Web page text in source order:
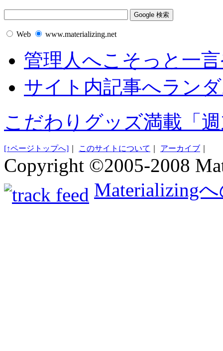
Web www.materializing.net
管理人へこそっと一
サイト内記事へラン
こだわりグッズ満載「
[↑ページトップへ] このサイトについて アーカイブ
Copyright ©2005-2008
Materializing